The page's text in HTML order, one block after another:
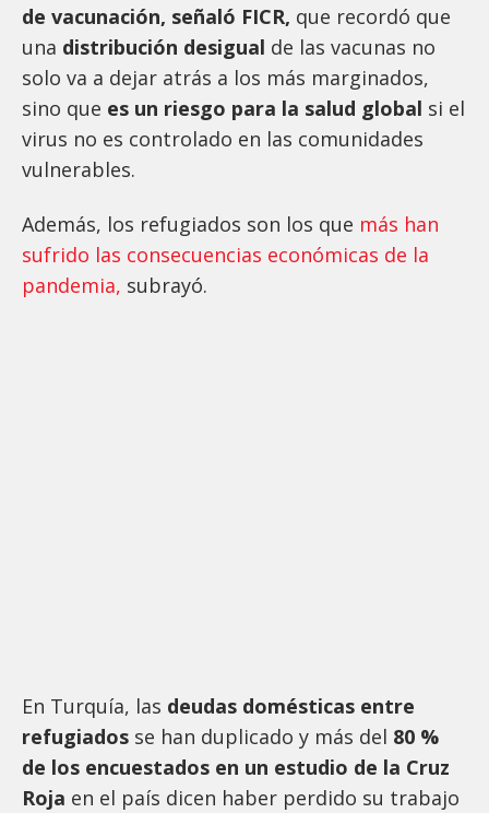
de vacunación, señaló FICR, que recordó que
una distribución desigual de las vacunas no
solo va a dejar atrás a los más marginados,
sino que es un riesgo para la salud global si el
virus no es controlado en las comunidades
vulnerables.
Además, los refugiados son los que más han
sufrido las consecuencias económicas de la
pandemia, subrayó.
En Turquía, las deudas domésticas entre
refugiados se han duplicado y más del 80 %
de los encuestados en un estudio de la Cruz
Roja en el país dicen haber perdido su trabajo